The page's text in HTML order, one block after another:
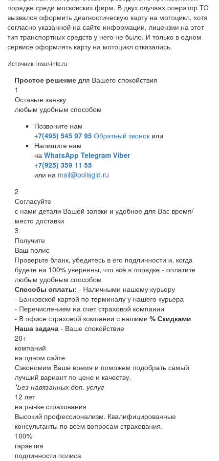
порядке среди московских фирм. В двух случаях оператор ТО
вызвался оформить диагностическую карту на мотоцикл, хотя
согласно указанной на сайте информации, лицензии на этот
тип транспортных средств у него не было. И только в одном
сервисе оформлять карту на мотоцикл отказались.
Источник: insur-info.ru
Простое решение для Вашего спокойствия
1
Оставьте заявку
любым удобным способом
Позвоните нам
+7(495) 545 97 95 Обратный звонок или
Напишите нам
на WhatsApp Telegram Viber
+7(925) 359 11 55
или на mail@polisgid.ru
2
Согласуйте
с нами детали Вашей заявки и удобное для Вас время/
место доставки
3
Получите
Ваш полис
Проверьте бланк, убедитесь в его подлинности и, когда
будете на 100% уверенны, что всё в порядке - оплатите
любым удобным способом
Способы оплаты: - Наличными нашему курьеру
- Банковской картой по терминалу у нашего курьера
- Перечислением на счет страховой компании
- В офисе страховой компании с нашими % Скидками
Наша задача - Ваше спокойствие
20+
компаний
на одном сайте
Сэкономим Ваше время и поможем подобрать самый
лучший вариант по цене и качеству.
*Без навязанных доп. услуг
12 лет
на рынке страхования
Высокий профессионализм. Квалифицированные
консультанты по всем вопросам страхования.
100%
гарантия
подлинности полиса